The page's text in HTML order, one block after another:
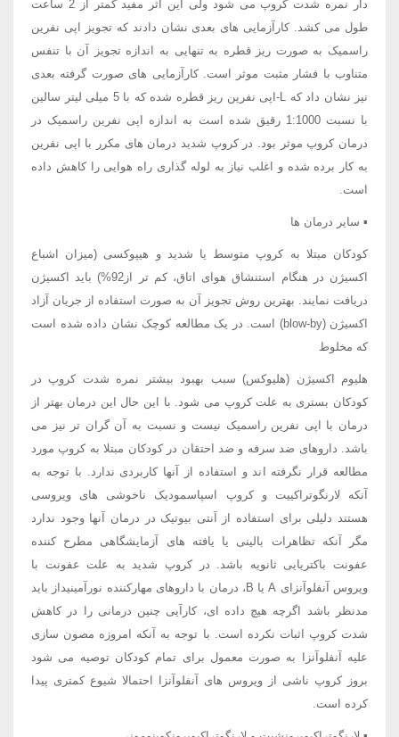
دار نمره شدت کروپ می شود ولی این اثر مفید کمتر از 2 ساعت
طول می کشد. کارآزمایی های بعدی نشان دادند که تجویز اپی نفرین
راسمیک به صورت ریز قطره به تنهایی به اندازه تجویز آن با تنفس
متناوب با فشار مثبت موثر است. کارآزمایی های صورت گرفته بعدی
نیز نشان داد که L-اپی نفرین ریز قطره شده که با 5 میلی لیتر سالین
با نسبت 1:1000 رقیق شده است به اندازه اپی نفرین راسمیک در
درمان کروپ موثر بود. در کروپ شدید درمان های مکرر با اپی نفرین
به کار برده شده و اغلب نیاز به لوله گذاری راه هوایی را کاهش داده
است.
▪ سایر درمان ها
کودکان مبتلا به کروپ متوسط یا شدید و هیپوکسی (میزان اشباع
اکسیژن در هنگام استنشاق هوای اتاق، کم تر از92%) باید اکسیژن
دریافت نمایند. بهترین روش تجویز آن به صورت استفاده از جریان آزاد
اکسیژن (blow-by) است. در یک مطالعه کوچک نشان داده شده است
که مخلوط
هلیوم اکسیژن (هلیوکس) سبب بهبود بیشتر نمره شدت کروپ در
کودکان بستری به علت کروپ می شود. با این حال این درمان بهتر از
درمان با اپی نفرین راسمیک نیست و نسبت به آن گران تر نیز می
باشد. داروهای ضد سرفه و ضد احتقان در کودکان مبتلا به کروپ مورد
مطالعه قرار نگرفته اند و استفاده از آنها کاربردی ندارد. با توجه به
آنکه لارنگوتراکییت و کروپ اسپاسمودیک ناخوشی های ویروسی
هستند دلیلی برای استفاده از آنتی بیوتیک در درمان آنها وجود ندارد
مگر آنکه تظاهرات بالینی یا یافته های آزمایشگاهی مطرح کننده
عفونت باکتریایی ثانویه باشد. در کروپ شدید به علت عفونت با
ویروس آنفلوآنزای A یا B، درمان با داروهای مهارکننده نورآمینیداز باید
مدنظر باشد اگرچه هیچ داده ای، کارآیی چنین درمانی را در کاهش
شدت کروپ اثبات نکرده است. با توجه به آنکه امروزه مصون سازی
علیه آنفلوآنزا به صورت معمول برای تمام کودکان توصیه می شود
بروز کروپ ناشی از ویروس های آنفلوآنزا احتمالا شیوع کمتری پیدا
کرده است.